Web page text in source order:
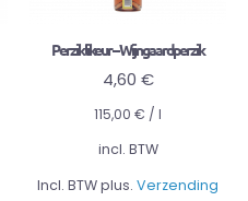
Perziklikeur – Wijngaardperzik
4,60 €
115,00 € / l
incl. BTW
Incl. BTW plus. Verzending